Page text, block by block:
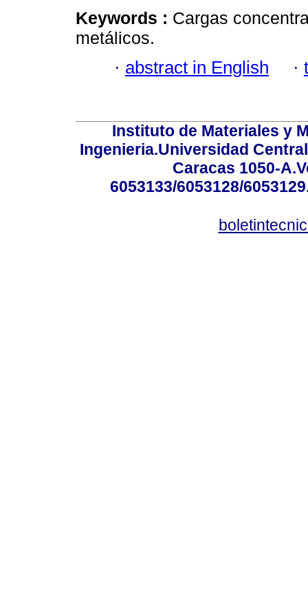
Keywords : Cargas
metálicos.
· abstract in English ·
Instituto de Materiales y
Ingenieria.Universidad
Caracas 1050-
6053133/6053128/